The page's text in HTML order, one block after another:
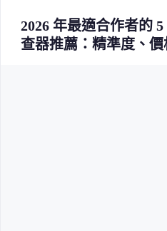
2026 年最適合作者的
查器推薦：精準度、